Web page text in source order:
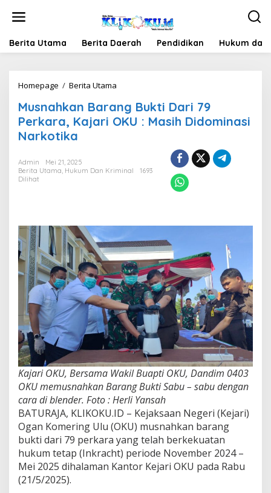
Berita Utama Berita Daerah Pendidikan Hukum
Homepage / Berita Utama
Bukti
Dari
79
:
Musnahkan Barang Bukti Dari 79
Perkara, Kajari OKU : Masih Didominasi
Narkotika
Admin
Mei 21, 2025
Berita Utama, Hukum Dan Kriminal
1693
Dilihat
Kajari OKU, Bersama Wakil Buapti OKU, Dandim 0403
OKU memusnahkan Barang Bukti Sabu – sabu dengan
cara di blender. Foto : Herli Yansah
BATURAJA, KLIKOKU.ID – Kejaksaan Negeri (Kejari)
Ogan Komering Ulu (OKU) musnahkan barang
bukti dari 79 perkara yang telah berkekuatan
hukum tetap (Inkracht) periode November 2024 –
Mei 2025 dihalaman Kantor Kejari OKU pada Rabu
(21/5/2025).